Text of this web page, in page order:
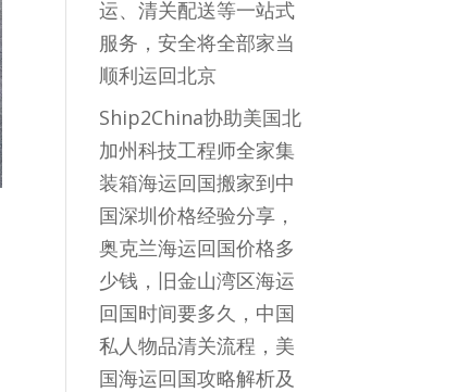
运、清关配送等一站式
服务，安全将全部家当
顺利运回北京
Ship2China协助美国北
加州科技工程师全家集
装箱海运回国搬家到中
国深圳价格经验分享，
奥克兰海运回国价格多
少钱，旧金山湾区海运
回国时间要多久，中国
私人物品清关流程，美
国海运回国攻略解析及